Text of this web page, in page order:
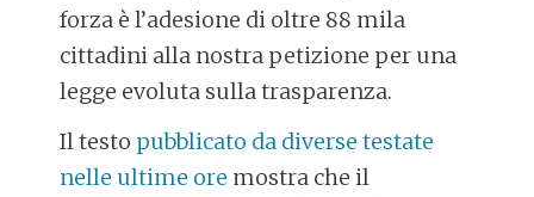
forza è l’adesione di oltre 88 mila
cittadini alla nostra petizione per una
legge evoluta sulla trasparenza.
Il testo pubblicato da diverse testate
nelle ultime ore mostra che il